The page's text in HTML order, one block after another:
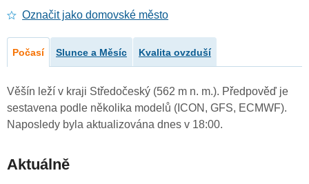
Označit jako domovské město
Počasí Slunce a Měsíc Kvalita ovzduší
Věšín leží v kraji Středočeský (562 m n. m.). Předpověď je
sestavena podle několika modelů (ICON, GFS, ECMWF).
Naposledy byla aktualizována dnes v 18:00.
Aktuálně